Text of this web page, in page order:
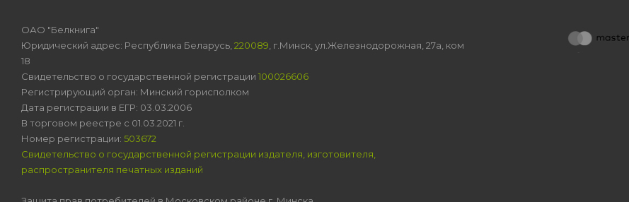
ОАО "Белкнига"
Юридический адрес: Республика Беларусь, 220089 , г.Минск, ул.Железнодорожная, 27а, ком
18
Свидетельство о государственной регистрации 100026606
Регистрирующий орган: Минский горисполком
Дата регистрации в ЕГР: 03.03.2006
В торговом реестре с 01.03.2021 г.
Номер регистрации: 503672
Свидетельство о государственной регистрации издателя, изготовителя,
распространителя печатных изданий